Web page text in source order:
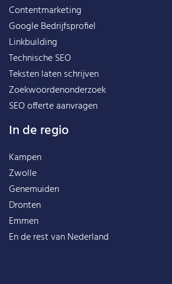
Contentmarketing
Google Bedrijfsprofiel
Linkbuilding
Technische SEO
Teksten laten schrijven
Zoekwoordenonderzoek
SEO offerte aanvragen
In de regio
Kampen
Zwolle
Genemuiden
Dronten
Emmen
En de rest vanNederland